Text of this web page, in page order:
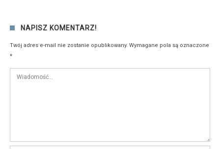
NAPISZ KOMENTARZ!
Twój adres e-mail nie zostanie opublikowany. Wymagane pola są oznaczone
*